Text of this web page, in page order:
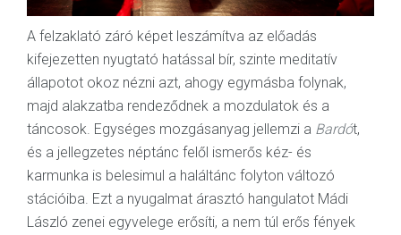
A felzaklató záró képet leszámítva az előadás
kifejezetten nyugtató hatással bír, szinte meditatív
állapotot okoz nézni azt, ahogy egymásba folynak,
majd alakzatba rendeződnek a mozdulatok és a
táncosok. Egységes mozgásanyag jellemzi a Bardót,
és a jellegzetes néptánc felől ismerős kéz- és
karmunka is belesimul a haláltánc folyton változó
stációiba. Ezt a nyugalmat árasztó hangulatot Mádi
László zenei egyvelege erősíti, a nem túl erős fények